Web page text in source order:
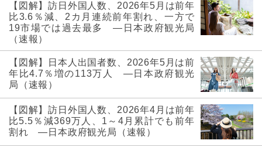
【図解】訪日外国人数、2026年5月は前年
比3.6％減、2カ月連続前年割れ、一方で
19市場では過去最多 ―日本政府観光局
（速報）
【図解】日本人出国者数、2026年5月は前
年比4.7％増の113万人 ―日本政府観光
局（速報）
【図解】訪日外国人数、2026年4月は前年
比5.5％減369万人、1～4月累計でも前年
割れ ―日本政府観光局（速報）